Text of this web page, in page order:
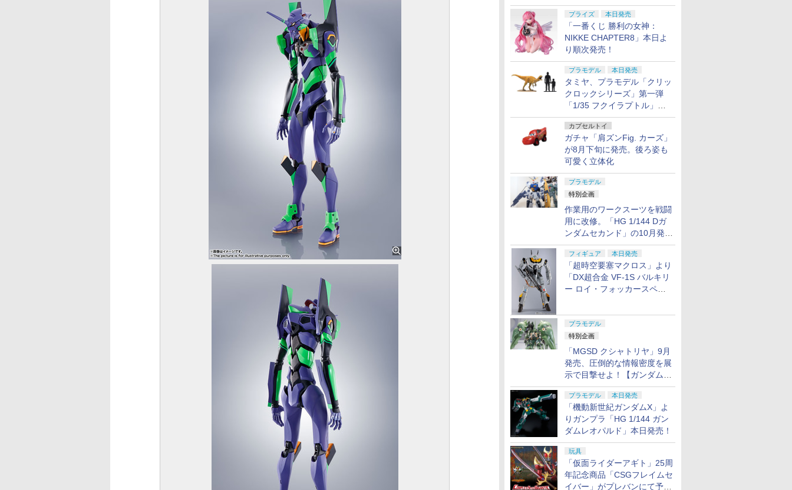
除機「Qrevo Curv 2 Flow」
がお買い得！
プライズ 本日発売
「一番くじ 勝利の女神：
NIKKE CHAPTER8」本日よ
り順次発売！
プラモデル 本日発売
タミヤ、プラモデル「クリッ
クロックシリーズ」第一弾
「1/35 フクイラプトル」本
日発売！
カプセルトイ
ガチャ「肩ズンFig. カーズ」
が8月下旬に発売。後ろ姿も
可愛く立体化
プラモデル
特別企画
作業用のワークスーツを戦闘
用に改修。「HG 1/144 Dガ
ンダムセカンド」の10月発送
分が予約受付中【ガンダムベ
ース撮り下ろし】
フィギュア 本日発売
「超時空要塞マクロス」より
「DX超合金 VF-1S バルキリ
ー ロイ・フォッカースペシ
プラモデル
特別企画
「MGSD クシャトリヤ」9月
発売、圧倒的な情報密度を展
示で目撃せよ！【ガンダムベ
ース撮り下ろし】
プラモデル 本日発売
「機動新世紀ガンダムX」よ
りガンプラ「HG 1/144 ガン
ダムレオパルド」本日発売！
玩具
「仮面ライダーアギト」25周
年記念商品「CSGフレイムセ
イバー」がプレバンにて予約